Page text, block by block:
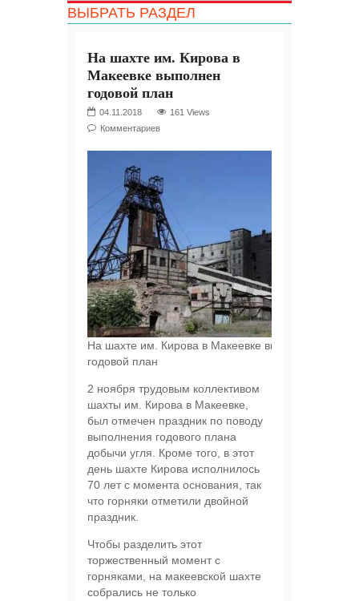
ВЫБРАТЬ РАЗДЕЛ
На шахте им. Кирова в
Макеевке выполнен
годовой план
04.11.2018
161 Views
Комментариев
На шахте им. Кирова в Макеевке выполнен
годовой план
2 ноября трудовым коллективом
шахты им. Кирова в Макеевке,
был отмечен праздник по поводу
выполнения годового плана
добычи угля. Кроме того, в этот
день шахте Кирова исполнилось
70 лет с момента основания, так
что горняки отметили двойной
праздник.
Чтобы разделить этот
торжественный момент с
горняками, на макеевской шахте
собрались не только